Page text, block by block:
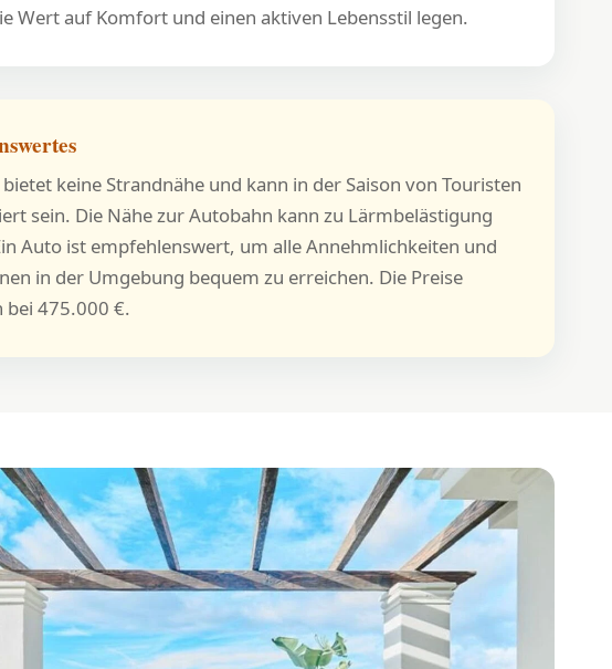
Wert auf Komfort und einen aktiven Lebensstil legen.
bietet keine Strandnähe und kann in der Saison von Touristen
sein. Die Nähe zur Autobahn kann zu Lärmbelästigung
Auto ist empfehlenswert, um alle Annehmlichkeiten und
in der Umgebung bequem zu erreichen. Die Preise
bei 475.000 €.